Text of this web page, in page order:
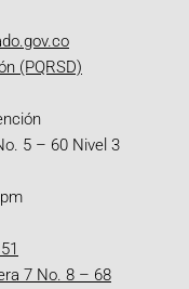
(PQRSD)
5 – 60 Nivel 3
7 No. 8 – 68